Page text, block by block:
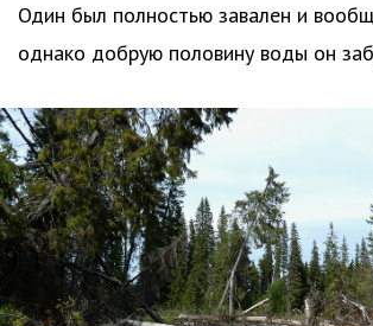
Один был полностью завален и
однако добрую половину воды он